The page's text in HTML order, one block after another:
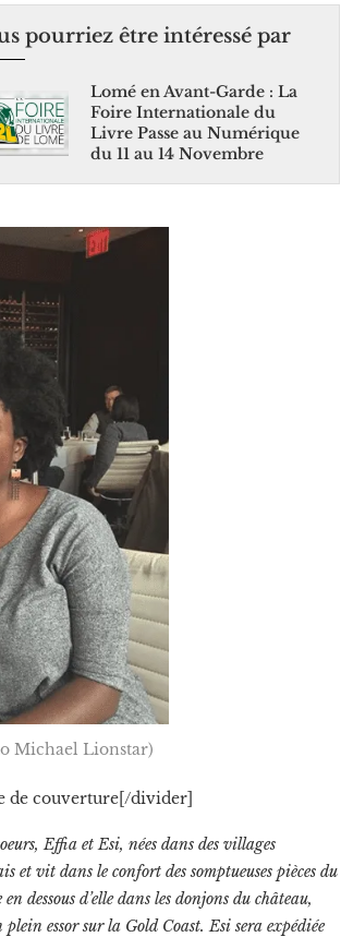
pourriez être intéressé par
Lomé en Avant-Garde : La
Foire Internationale du
Livre Passe au Numérique
du 11 au 14 Novembre
Michael Lionstar)
de couverture[/divider]
Effia et Esi, nées dans des villages
vit dans le confort des somptueuses pièces du
dessous d’elle dans les donjons du château,
plein essor sur la Gold Coast. Esi sera expédiée